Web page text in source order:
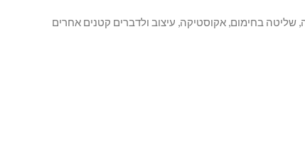
שליטה בחימום, אקוסטיקה, עיצוב ולדברים קטנים אחרים